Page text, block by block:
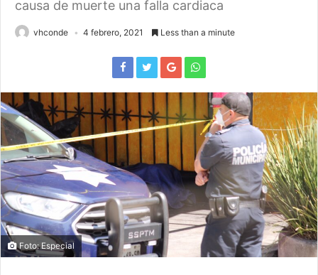
causa de muerte una falla cardiaca
vhconde 4 febrero, 2021 Less than a minute
Foto: Especial